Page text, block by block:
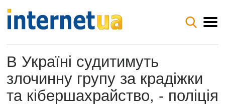
В Україні судитимуть
злочинну групу за крадіжки
та кібершахрайство, - поліція